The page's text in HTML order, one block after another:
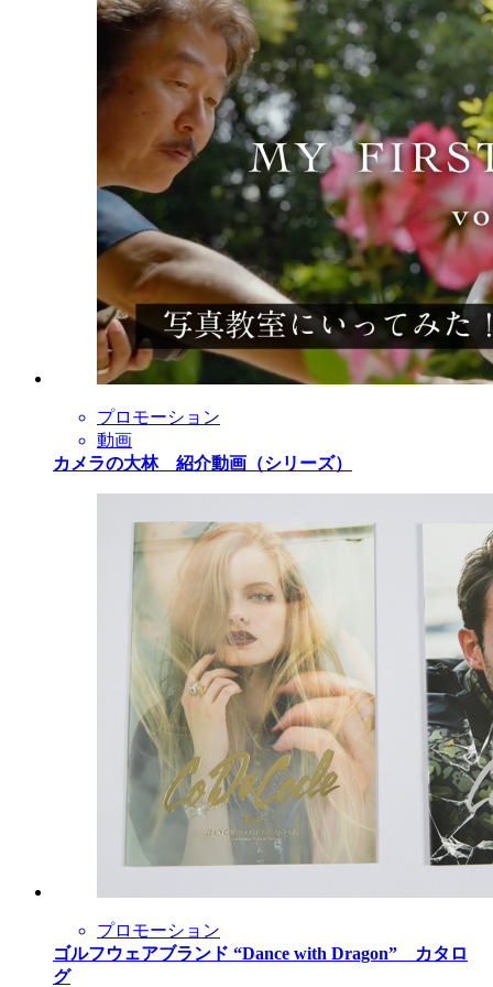
プロモーション
動画
カメラの大林 紹介動画（シリーズ）
プロモーション
ゴルフウェアブランド “Dance with Dragon” カタロ
グ